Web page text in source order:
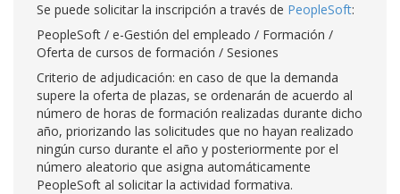
Se puede solicitar la inscripción a través de PeopleSoft:
PeopleSoft / e-Gestión del empleado / Formación /
Oferta de cursos de formación / Sesiones
Criterio de adjudicación: en caso de que la demanda
supere la oferta de plazas, se ordenarán de acuerdo al
número de horas de formación realizadas durante dicho
año, priorizando las solicitudes que no hayan realizado
ningún curso durante el año y posteriormente por el
número aleatorio que asigna automáticamente
PeopleSoft al solicitar la actividad formativa.